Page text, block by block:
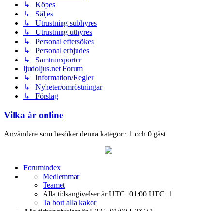
↳ Köpes
↳ Säljes
↳ Utrustning subhyres
↳ Utrustning uthyres
↳ Personal eftersökes
↳ Personal erbjudes
↳ Samtransporter
ljudoljus.net Forum
↳ Information/Regler
↳ Nyheter/omröstningar
↳ Förslag
Vilka är online
Användare som besöker denna kategori: 1 och 0 gäst
Forumindex
Medlemmar
Teamet
Alla tidsangivelser är UTC+01:00 UTC+1
Ta bort alla kakor